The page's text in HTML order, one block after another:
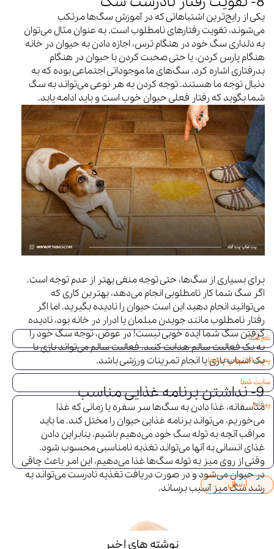
یکی از رایج‌ترین اشتباهاتی که در آموزش سگ‌ها مرتکب
می‌شوند، تقویت رفتارهای نامطلوب است. به عنوان مثال می‌توان
به دلداری سگ خود در هنگام ترس، اجازه دادن به حیوان در خانه
هنگام پارس کردن، یا حتی صحبت کردن با حیوان در هنگام
بدرفتاری اشاره کرد. سگ‌های ما موجوداتی اجتماعی بوده که به
دنبال توجه ما هستند. توجه کردن به هر نوعی می‌تواند به سگ
شما بگوید که رفتار فعلی حیوان خوب است و باید ادامه یابد.
برای بسیاری از سگ‌ها، حتی توجه منفی بهتر از عدم توجه است.
اگر سگ شما کار نامطلوبی انجام می‌دهد، بهترین کاری که
می‌توانید انجام دهید این است حیوان را نادیده بگیرید. اما اگر
رفتار نامطلوب مانند جویدن مبلمان یا ادرار در خانه بود، نادیده
گرفتن سگ شما ایده خوبی نیست! در عوض، توجه سگ خود را
به یک فعالیت سالم هدایت کنید. فعالیت سالم می‌تواند بازی با
یک اسباب بازی یا انجام تمرینات ورزشی باشد.
9- نداشتن برنامه غذایی مناسب
متأسفانه، غذا دادن به سگ‌ها سر سفره یا زمانی که غذا
می‌خوریم، می‌تواند برنامه غذایی حیوان را مختل کند. ما باید
مراقب آنچه به توله سگ خود می‌دهیم باشیم، بنابراین دادن
غذای انسانی به آنها می‌تواند تغذیه نامناسبی محسوب شود.
وقتی از روی میز به توله سگ‌ها غذا می‌دهیم، این امر باعث چاقی
در حیوان می‌شود و در صورت دریافت تغذیه نادرست می‌تواند به
رشد سگ میز آسیب برساند.
ارسال
نوشته های اخیر